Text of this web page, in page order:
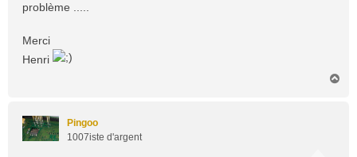
problème .....
Merci
Henri
Pingoo
1007iste d'argent